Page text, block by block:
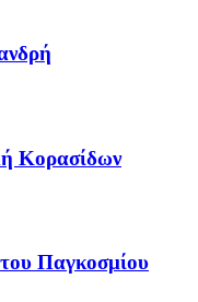
Κορασίδων
Παγκοσμίου